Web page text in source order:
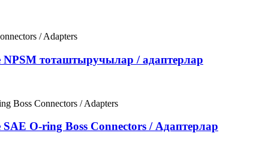
тоташтыручылар / адаптерлар
O-ring Boss Connectors / Адаптерлар